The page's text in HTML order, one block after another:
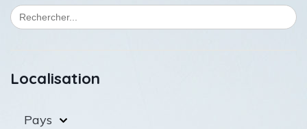
Search
for:
Localisation
Pays